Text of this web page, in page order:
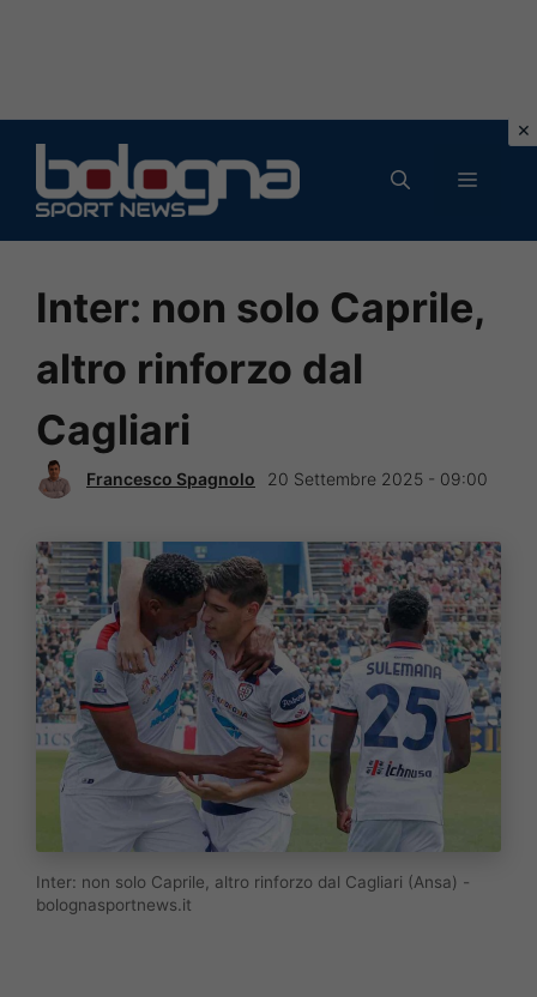
contenuto
MENU
Inter: non solo Caprile,
altro rinforzo dal
Cagliari
Francesco Spagnolo 20 Settembre 2025 - 09:00
Inter: non solo Caprile, altro rinforzo dal Cagliari (Ansa) -
bolognasportnews.it